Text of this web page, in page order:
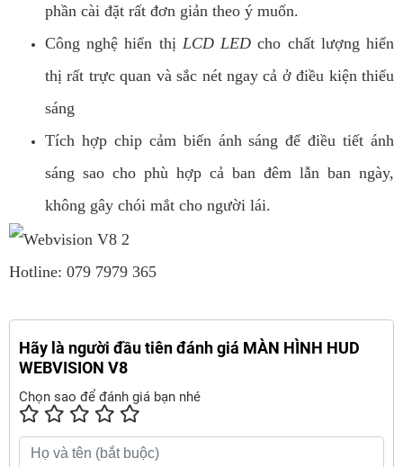
phần cài đặt rất đơn giản theo ý muốn.
Công nghệ hiển thị LCD LED cho chất lượng hiển
thị rất trực quan và sắc nét ngay cả ở điều kiện thiếu
sáng
Tích hợp chip cảm biến ánh sáng để điều tiết ánh
sáng sao cho phù hợp cả ban đêm lẫn ban ngày,
không gây chói mắt cho người lái.
Hotline: 079 7979 365
Hãy là người đầu tiên đánh giá MÀN HÌNH HUD
WEBVISION V8
Chọn sao để đánh giá bạn nhé